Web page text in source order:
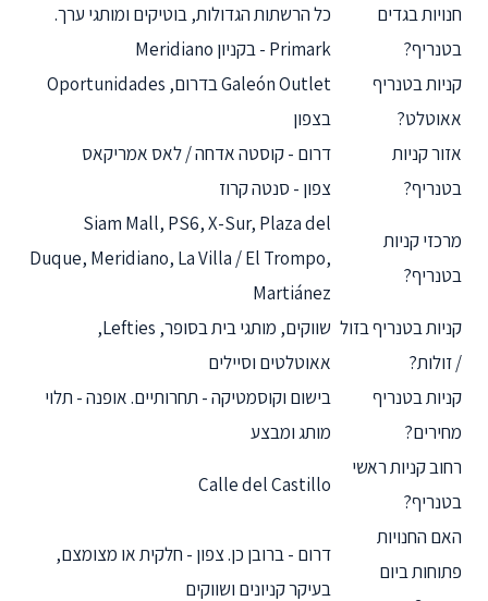
חנויות בגדים
בטנריף?
כל הרשתות הגדולות, בוטיקים ומותגי ערך.
Primark - בקניון Meridiano
קניות בטנריף
אאוטלט?
Galeón Outlet בדרום, Oportunidades
בצפון
אזור קניות
בטנריף?
דרום - קוסטה אדחה / לאס אמריקאס
צפון - סנטה קרוז
מרכזי קניות
בטנריף?
Siam Mall, PS6, X-Sur, Plaza del
Duque, Meridiano, La Villa / El Trompo,
Martiánez
קניות בטנריף בזול
/ זולות?
שווקים, מותגי בית בסופר, Lefties,
אאוטלטים וסיילים
קניות בטנריף
מחירים?
בישום וקוסמטיקה - תחרותיים. אופנה - תלוי
מותג ומבצע
רחוב קניות ראשי
בטנריף?
Calle del Castillo
האם החנויות
פתוחות ביום
דרום - ברובן כן. צפון - חלקית או מצומצם,
בעיקר קניונים ושווקים